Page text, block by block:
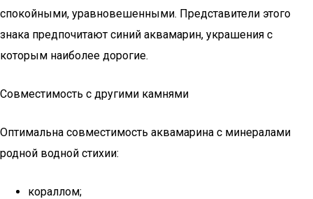
спокойными, уравновешенными. Представители этого
знака предпочитают синий аквамарин, украшения с
которым наиболее дорогие.
Совместимость с другими камнями
Оптимальна совместимость аквамарина с минералами
родной водной стихии:
кораллом;